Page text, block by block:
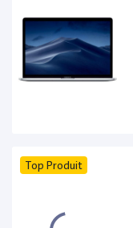
Top Produit